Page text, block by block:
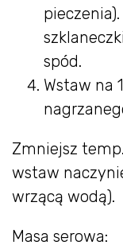
spód.
Wstaw na
Zmniejsz
wstaw
wrzącą wodą).
Masa serowa: